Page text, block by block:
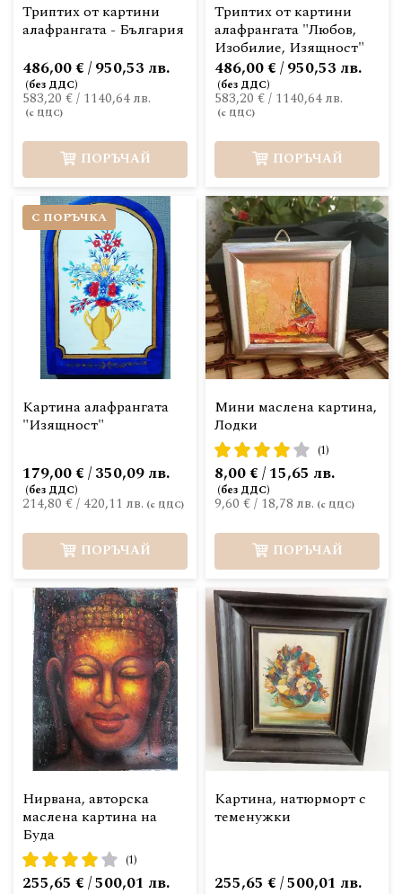
Триптих от картини
алафрангата - България
583,20 €/ 1140,64 лв.
486,00 € / 950,53 лв.
ПОРЪЧАЙ
Триптих от картини
алафрангата "Любов,
Изобилие, Изящност"
583,20 €/ 1140,64 лв.
486,00 € / 950,53 лв.
ПОРЪЧАЙ
С ПОРЪЧКА
Картина алафрангата
"Изящност"
214,80 €/ 420,11 лв.
179,00 € / 350,09 лв.
ПОРЪЧАЙ
Мини маслена картина,
Лодки
рейтинг:
80%
(1)
9,60 €/ 18,78 лв.
8,00 € / 15,65 лв.
ПОРЪЧАЙ
Нирвана, авторска
маслена картина на
Буда
рейтинг:
80%
(1)
255,65 € / 500,01 лв.
Картина, натюрморт с
теменужки
255,65 € / 500,01 лв.